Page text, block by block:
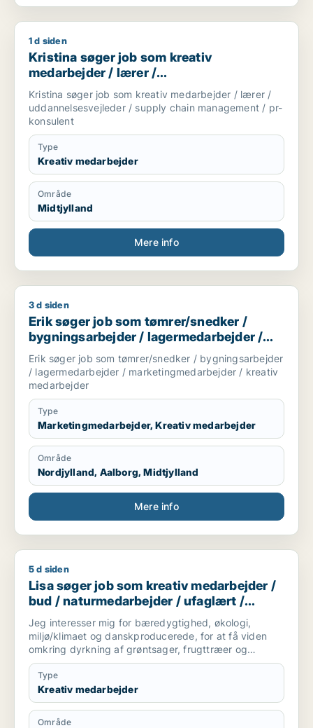
Kristina søger job som kreativ medarbejder / lærer /
1 d siden
Kristina søger job som kreativ
medarbejder / lærer /
uddannelsesvejleder / supply chain
management / pr-konsulent
Kristina søger job som kreativ medarbejder / lærer /
uddannelsesvejleder / supply chain management / pr-
konsulent
Type
Kreativ medarbejder
Område
Midtjylland
Mere info
Erik søger job som tømrer/snedker / bygningsarbejder /
3 d siden
Erik søger job som tømrer/snedker /
bygningsarbejder / lagermedarbejder /
marketingmedarbejder / kreativ
medarbejder
Erik søger job som tømrer/snedker / bygningsarbejder
/ lagermedarbejder / marketingmedarbejder / kreativ
medarbejder
Type
Marketingmedarbejder, Kreativ medarbejder
Område
Nordjylland, Aalborg, Midtjylland
Mere info
Lisa søger job som kreativ medarbejder / bud /
5 d siden
Lisa søger job som kreativ medarbejder /
bud / naturmedarbejder / ufaglært /
gartner
Jeg interesser mig for bæredygtighed, økologi,
miljø/klimaet og danskproducerede, for at få viden
omkring dyrkning af grøntsager, frugttræer og
frilandsgartneri og parat til at flytte for en mulig
praktikplads.
Jeg er mødestabil, pligtopfyldende, fleksibel og
hjælpsom. Jeg er ikke bange for at give en hånd
ekstra.
Type
Kreativ medarbejder
Område